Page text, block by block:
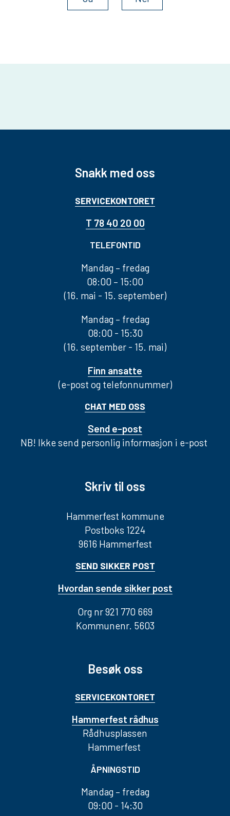
Snakk med oss
SERVICEKONTORET
T 78 40 20 00
TELEFONTID
Mandag – fredag
08:00 – 15:00
(16. mai - 15. september)
Mandag – fredag
08:00 - 15:30
(16. september - 15. mai)
Finn ansatte
(e-post og telefonnummer)
CHAT MED OSS
Send e-post
NB! Ikke send personlig informasjon i e-post
Skriv til oss
Hammerfest kommune
Postboks 1224
9616 Hammerfest
SEND SIKKER POST
Hvordan sende sikker post
Org nr 921 770 669
Kommunenr. 5603
Besøk oss
SERVICEKONTORET
Hammerfest rådhus
Rådhusplassen
Hammerfest
ÅPNINGSTID
Mandag – fredag
09:00 - 14:30